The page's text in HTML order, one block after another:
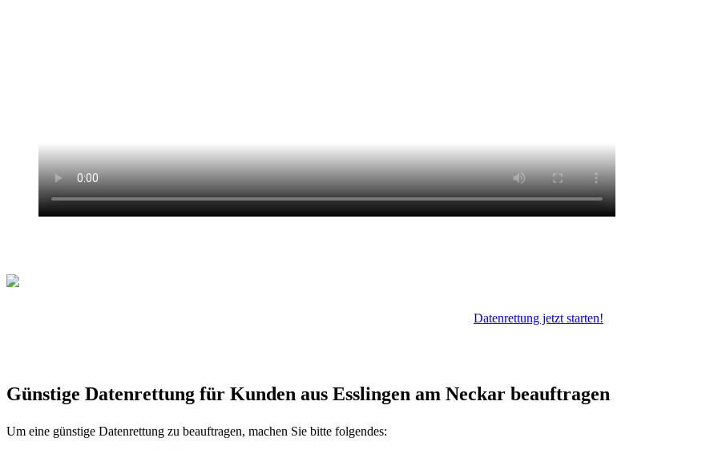
Datenrettung jetzt starten!
Günstige Datenrettung für Kunden aus Esslingen am Neckar beauftragen
Um eine günstige Datenrettung zu beauftragen, machen Sie bitte folgendes: